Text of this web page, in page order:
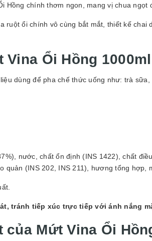
Hồng chính thơm ngon, mang vị chua ngọt
ruột ổi chính vô cùng bắt mắt, thiết kế chai
Vina Ổi Hồng 1000ml
dùng để pha chế thức uống như: trà sữa,
nước, chất ổn định (INS 1422), chất
quản (INS 202, INS 211), hương tổng hợp,
tránh tiếp xúc trực tiếp với ánh nắng
của Mứt Vina Ổi